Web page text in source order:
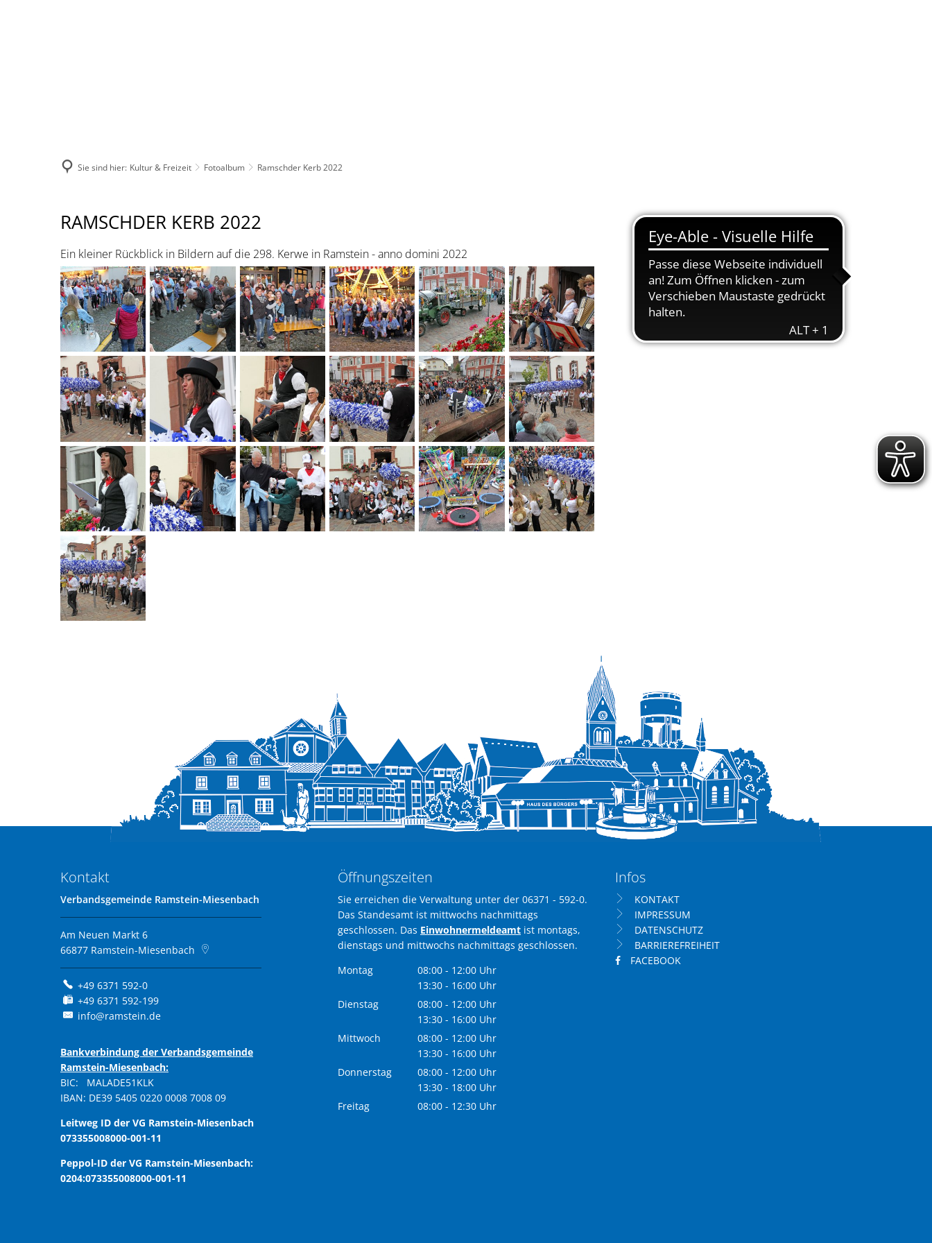
Sie sind hier: Kultur & Freizeit Fotoalbum Ramschder Kerb 2022
RamschderRAMSCHDER KERB 2022
Ein kleiner Rückblick in Bildern auf die 298. Kerwe in Ramstein - anno domini 2022
Kontakt
Verbandsgemeinde Ramstein-Miesenbach
Am Neuen Markt 6
66877 Ramstein-Miesenbach
+49 6371 592-0
+49 6371 592-199
info@ramstein.de
Bankverbindung der Verbandsgemeinde
Ramstein-Miesenbach:
BIC: MALADE51KLK
IBAN: DE39 5405 0220 0008 7008 09
Leitweg ID der VG Ramstein-Miesenbach
073355008000-001-11
Peppol-ID der VG Ramstein-Miesenbach:
0204:073355008000-001-11
Öffnungszeiten
Sie erreichen die Verwaltung unter der 06371 - 592-0.
Das Standesamt ist mittwochs nachmittags
geschlossen. Das Einwohnermeldeamt ist montags,
dienstags und mittwochs nachmittags geschlossen.
Montag
08:00 - 12:00 Uhr
Von 08:00 bis 12:00 Uhr
13:30 - 16:00 Uhr
Von 13:30 bis 16:00 Uhr
Dienstag 08:00 - 12:00 Uhr
Von 08:00 bis 12:00 Uhr
13:30 - 16:00 Uhr
Von 13:30 bis 16:00 Uhr
Mittwoch 08:00 - 12:00 Uhr
Von 08:00 bis 12:00 Uhr
13:30 - 16:00 Uhr
Von 13:30 bis 16:00 Uhr
Donnerstag 08:00 - 12:00 Uhr
Von 08:00 bis 12:00 Uhr
13:30 - 18:00 Uhr
Von 13:30 bis 18:00 Uhr
Freitag 08:00 - 12:30 Uhr
Infos
KONTAKT
IMPRESSUM
DATENSCHUTZ
BARRIEREFREIHEIT
FACEBOOK